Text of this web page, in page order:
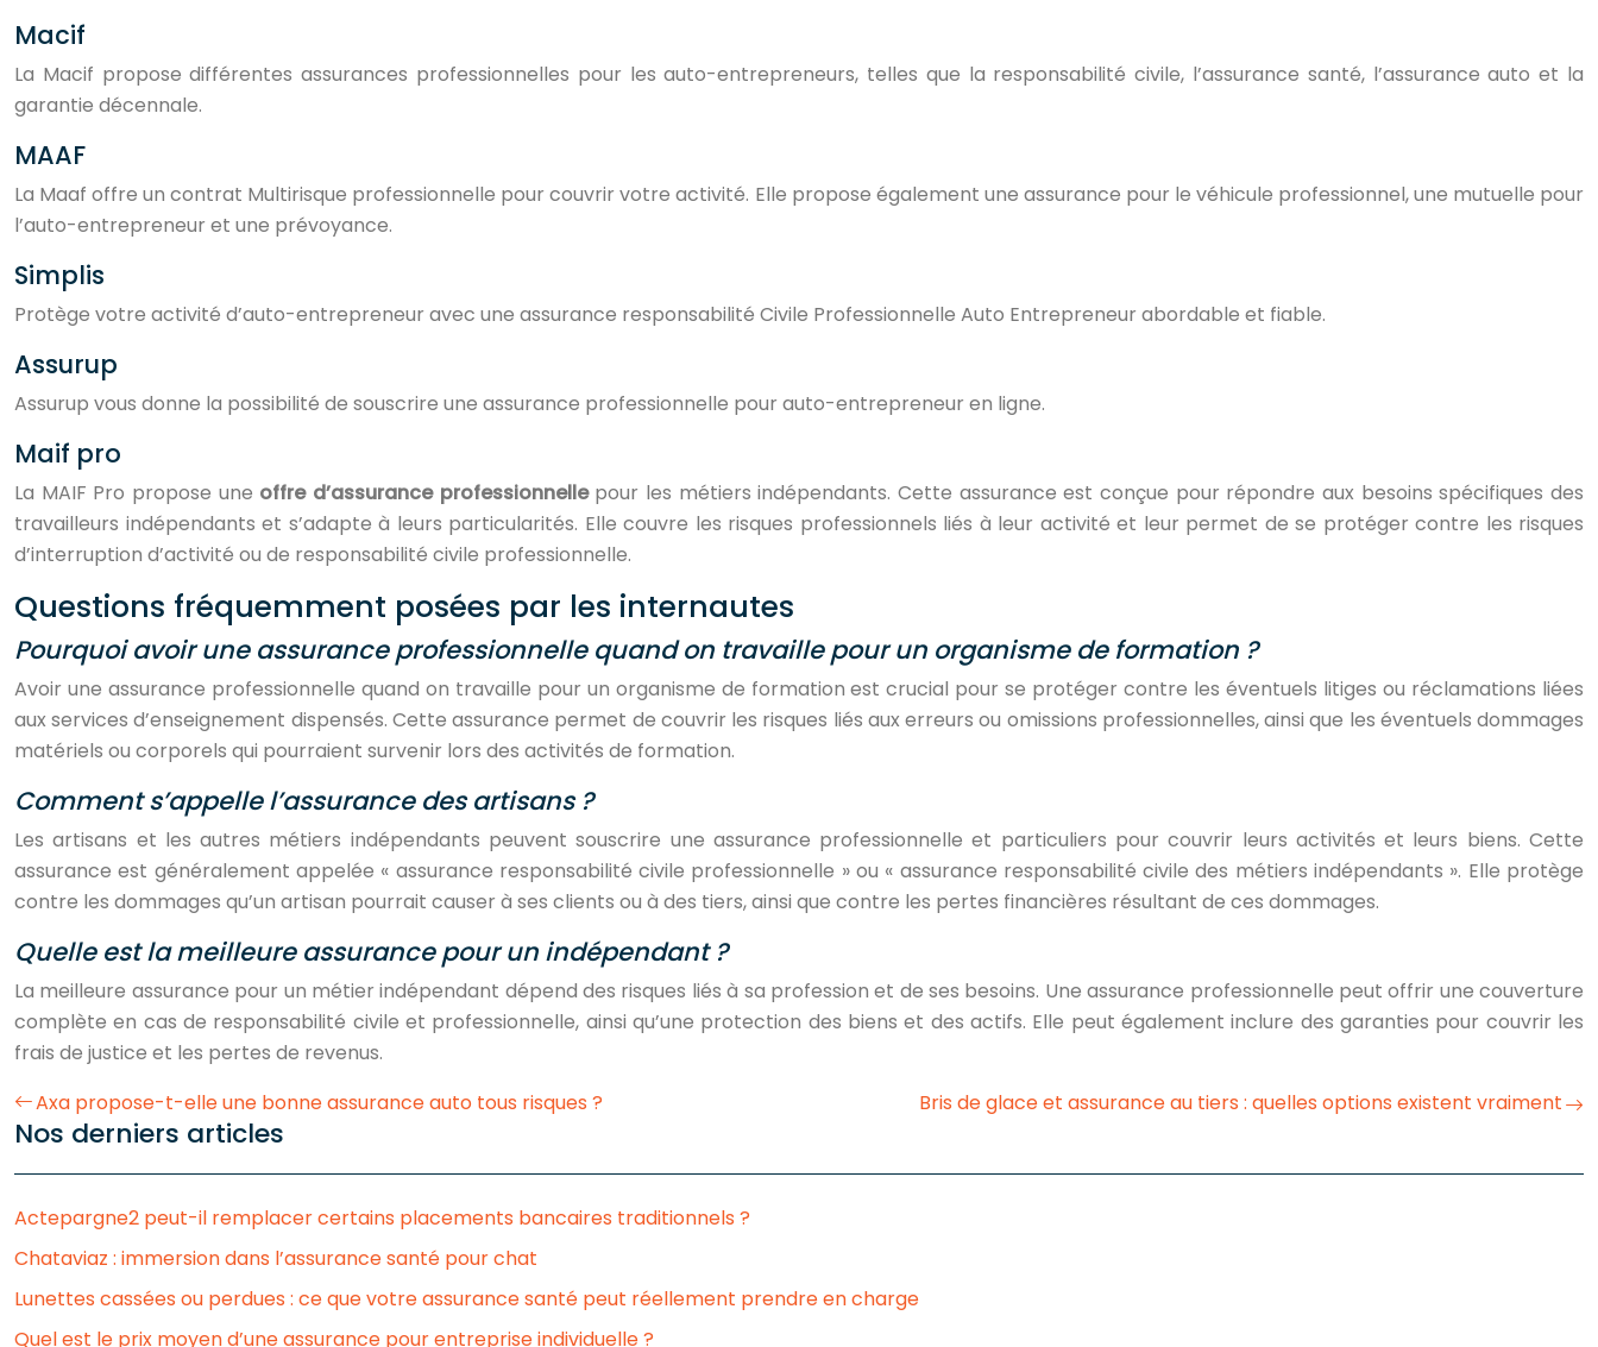
Macif
La Macif propose différentes assurances professionnelles pour les auto-entrepreneurs, telles que la responsabilité civile, l’assurance santé, l’assurance auto et la
garantie décennale.
MAAF
La Maaf offre un contrat Multirisque professionnelle pour couvrir votre activité. Elle propose également une assurance pour le véhicule professionnel, une mutuelle pour
l’auto-entrepreneur et une prévoyance.
Simplis
Protège votre activité d’auto-entrepreneur avec une assurance responsabilité Civile Professionnelle Auto Entrepreneur abordable et fiable.
Assurup
Assurup vous donne la possibilité de souscrire une assurance professionnelle pour auto-entrepreneur en ligne.
Maif pro
La MAIF Pro propose une offre d’assurance professionnellepour les métiers indépendants. Cette assurance est conçue pour répondre aux besoins spécifiques des
travailleurs indépendants et s’adapte à leurs particularités. Elle couvre les risques professionnels liés à leur activité et leur permet de se protéger contre les risques
d’interruption d’activité ou de responsabilité civile professionnelle.
Questions fréquemment posées par les internautes
Pourquoi avoir une assurance professionnelle quand on travaille pour un organisme de formation ?
Avoir une assurance professionnelle quand on travaille pour un organisme de formation est crucial pour se protéger contre les éventuels litiges ou réclamations liées
aux services d’enseignement dispensés. Cette assurance permet de couvrir les risques liés aux erreurs ou omissions professionnelles, ainsi que les éventuels dommages
matériels ou corporels qui pourraient survenir lors des activités de formation.
Comment s’appelle l’assurance des artisans ?
Les artisans et les autres métiers indépendants peuvent souscrire une assurance professionnelle et particuliers pour couvrir leurs activités et leurs biens. Cette
assurance est généralement appelée « assurance responsabilité civile professionnelle » ou « assurance responsabilité civile des métiers indépendants ». Elle protège
contre les dommages qu’un artisan pourrait causer à ses clients ou à des tiers, ainsi que contre les pertes financières résultant de ces dommages.
Quelle est la meilleure assurance pour un indépendant ?
La meilleure assurance pour un métier indépendant dépend des risques liés à sa profession et de ses besoins. Une assurance professionnelle peut offrir une couverture
complète en cas de responsabilité civile et professionnelle, ainsi qu’une protection des biens et des actifs. Elle peut également inclure des garanties pour couvrir les
frais de justice et les pertes de revenus.
Axa propose-t-elle une bonne assurance auto tous risques ?
Bris de glace et assurance au tiers : quelles options existent vraiment
Nos derniers articles
Actepargne2 peut-il remplacer certains placements bancaires traditionnels ?
Chataviaz : immersion dans l’assurance santé pour chat
Lunettes cassées ou perdues : ce que votre assurance santé peut réellement prendre en charge
Quel est le prix moyen d’une assurance pour entreprise individuelle ?